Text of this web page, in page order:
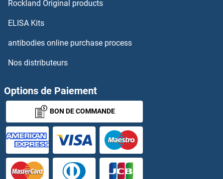
IL6RA Kits ELISA
IL7R Kits ELISA
IL9 Receptor Kits ELISA
ILF2 Kits ELISA
ILK Kits ELISA
ILKAP Kits ELISA
Rockland Original products
ELISA Kits
antibodies online purchase process
Nos distributeurs
Options de Paiement
BON DE COMMANDE